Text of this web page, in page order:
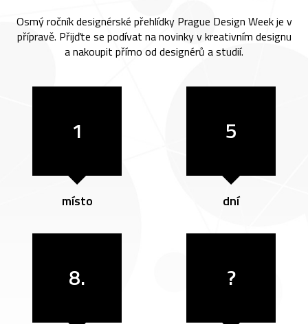
Osmý ročník designérské přehlídky Prague Design Week je v
přípravě. Přijďte se podívat na novinky v kreativním designu
a nakoupit přímo od designérů a studií.
1
místo
5
dní
8. ?